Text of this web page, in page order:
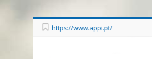
https://www.appi.pt/